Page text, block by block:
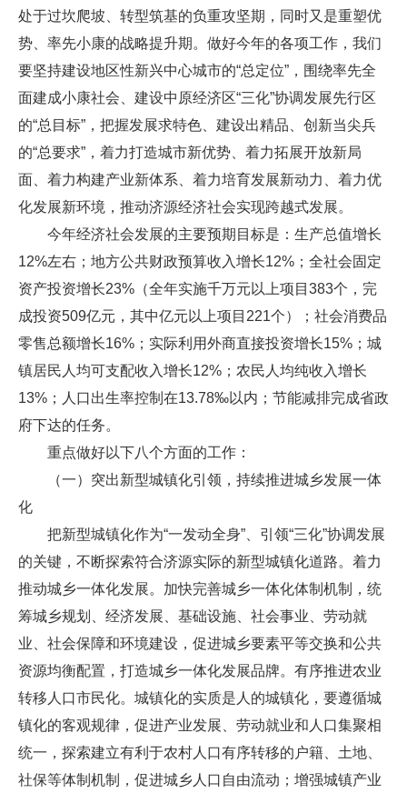
处于过坎爬坡、转型筑基的负重攻坚期，同时又是重塑优
势、率先小康的战略提升期。做好今年的各项工作，我们
要坚持建设地区性新兴中心城市的“总定位”，围绕率先全
面建成小康社会、建设中原经济区“三化”协调发展先行区
的“总目标”，把握发展求特色、建设出精品、创新当尖兵
的“总要求”，着力打造城市新优势、着力拓展开放新局
面、着力构建产业新体系、着力培育发展新动力、着力优
化发展新环境，推动济源经济社会实现跨越式发展。
今年经济社会发展的主要预期目标是：生产总值增长
12%左右；地方公共财政预算收入增长12%；全社会固定
资产投资增长23%（全年实施千万元以上项目383个，完
成投资509亿元，其中亿元以上项目221个）；社会消费品
零售总额增长16%；实际利用外商直接投资增长15%；城
镇居民人均可支配收入增长12%；农民人均纯收入增长
13%；人口出生率控制在13.78‰以内；节能减排完成省政
府下达的任务。
重点做好以下八个方面的工作：
（一）突出新型城镇化引领，持续推进城乡发展一体
化
把新型城镇化作为“一发动全身”、引领“三化”协调发展
的关键，不断探索符合济源实际的新型城镇化道路。着力
推动城乡一体化发展。加快完善城乡一体化体制机制，统
筹城乡规划、经济发展、基础设施、社会事业、劳动就
业、社会保障和环境建设，促进城乡要素平等交换和公共
资源均衡配置，打造城乡一体化发展品牌。有序推进农业
转移人口市民化。城镇化的实质是人的城镇化，要遵循城
镇化的客观规律，促进产业发展、劳动就业和人口集聚相
统一，探索建立有利于农村人口有序转移的户籍、土地、
社保等体制机制，促进城乡人口自由流动；增强城镇产业